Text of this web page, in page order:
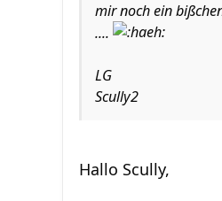
mir noch ein
....
LG
Scully2
Hallo Scully,